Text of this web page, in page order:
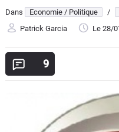
Guide
d'achat
Electriques
Utilitaires
Dans Economie / Politique /
Patrick Garcia
Le 28/
9